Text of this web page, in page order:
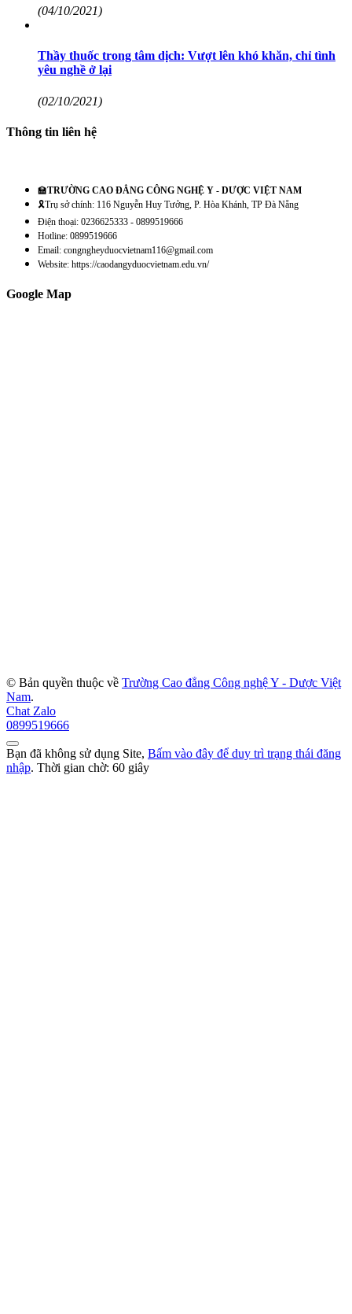
(04/10/2021)
Thầy thuốc trong tâm dịch: Vượt lên khó khăn, chỉ tình
yêu nghề ở lại
(02/10/2021)
Thông tin liên hệ
🏫TRƯỜNG CAO ĐẲNG CÔNG NGHỆ Y - DƯỢC VIỆT NAM
🎗️Trụ sở chính: 116 Nguyễn Huy Tưởng, P. Hòa Khánh, TP Đà Nẵng
Điện thoại: 0236625333 - 0899519666
Hotline: 0899519666
Email: congngheyduocvietnam116@gmail.com
Website: https://caodangyduocvietnam.edu.vn/
Google Map
© Bản quyền thuộc về Trường Cao đẳng Công nghệ Y - Dược Việt
Nam.
Chat Zalo
0899519666
Bạn đã không sử dụng Site, Bấm vào đây để duy trì trạng thái đăng
nhập. Thời gian chờ: 60 giây